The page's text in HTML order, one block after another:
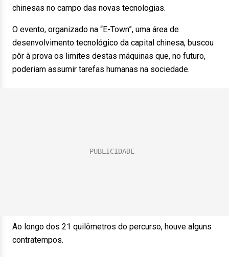
chinesas no campo das novas tecnologias.
O evento, organizado na “E-Town”, uma área de
desenvolvimento tecnológico da capital chinesa, buscou
pôr à prova os limites destas máquinas que, no futuro,
poderiam assumir tarefas humanas na sociedade.
Ao longo dos 21 quilômetros do percurso, houve alguns
contratempos.